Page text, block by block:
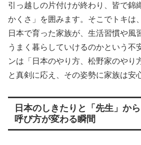
引っ越しの片付けが終わり、皆で錦
かくさ」を囲みます。そこでトキは
日本で育った家族が、生活習慣や風
うまく暮らしていけるのかという不
ンは「日本のやり方、松野家のやり
と真剣に応え、その姿勢に家族は安
日本のしきたりと「先生」か
呼び方が変わる瞬間